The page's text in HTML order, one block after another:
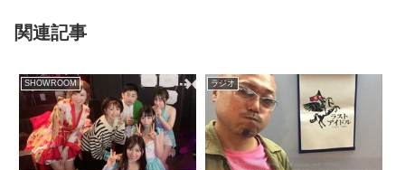
関連記事
SHOWROOM ラジオ